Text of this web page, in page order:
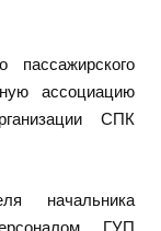
пассажирского
ассоциацию
СПК
начальника
ГУП